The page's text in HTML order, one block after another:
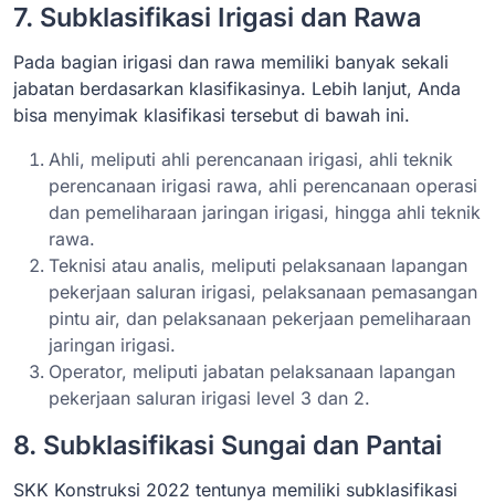
7. Subklasifikasi Irigasi dan Rawa
Pada bagian irigasi dan rawa memiliki banyak sekali
jabatan berdasarkan klasifikasinya. Lebih lanjut, Anda
bisa menyimak klasifikasi tersebut di bawah ini.
Ahli, meliputi ahli perencanaan irigasi, ahli teknik
perencanaan irigasi rawa, ahli perencanaan operasi
dan pemeliharaan jaringan irigasi, hingga ahli teknik
rawa.
Teknisi atau analis, meliputi pelaksanaan lapangan
pekerjaan saluran irigasi, pelaksanaan pemasangan
pintu air, dan pelaksanaan pekerjaan pemeliharaan
jaringan irigasi.
Operator, meliputi jabatan pelaksanaan lapangan
pekerjaan saluran irigasi level 3 dan 2.
8. Subklasifikasi Sungai dan Pantai
SKK Konstruksi 2022 tentunya memiliki subklasifikasi